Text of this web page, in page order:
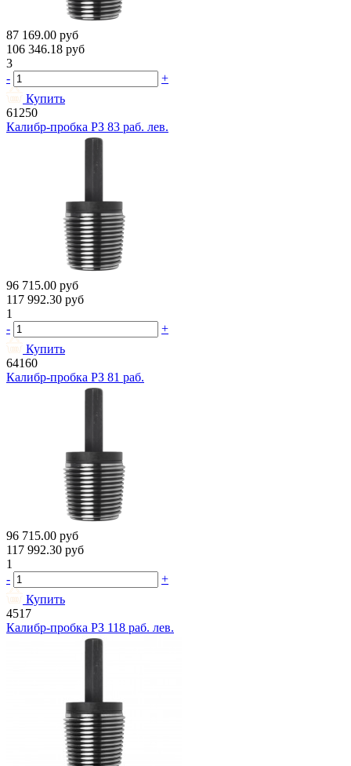
87 169.00 руб
106 346.18 руб
3
-
+
Купить
61250
Калибр-пробка РЗ 83 раб. лев.
96 715.00 руб
117 992.30 руб
1
-
+
Купить
64160
Калибр-пробка РЗ 81 раб.
96 715.00 руб
117 992.30 руб
1
-
+
Купить
4517
Калибр-пробка РЗ 118 раб. лев.